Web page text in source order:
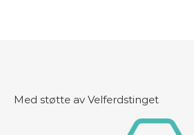
Med støtte av Velferdstinget